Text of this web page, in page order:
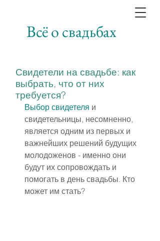
Всё о свадьбах
Свидетели на свадьбе: как
выбрать, что от них
требуется?
Выбор свидетеля и
свидетельницы, несомненно,
является одним из первых и
важнейших решений будущих
молодоженов - именно они
будут их сопровождать и
помогать в день свадьбы. Кто
может им стать?